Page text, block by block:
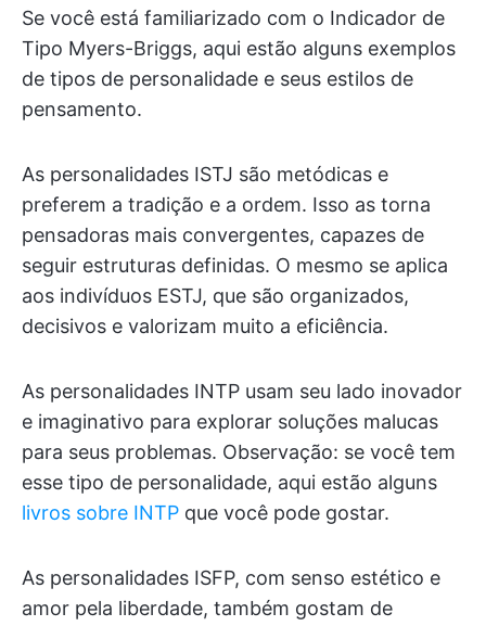
Se você está familiarizado com o Indicador de
Tipo Myers-Briggs, aqui estão alguns exemplos
de tipos de personalidade e seus estilos de
pensamento.
As personalidades ISTJ são metódicas e
preferem a tradição e a ordem. Isso as torna
pensadoras mais convergentes, capazes de
seguir estruturas definidas. O mesmo se aplica
aos indivíduos ESTJ, que são organizados,
decisivos e valorizam muito a eficiência.
As personalidades INTP usam seu lado inovador
e imaginativo para explorar soluções malucas
para seus problemas. Observação: se você tem
esse tipo de personalidade, aqui estão alguns
livros sobre INTP que você pode gostar.
As personalidades ISFP, com senso estético e
amor pela liberdade, também gostam de